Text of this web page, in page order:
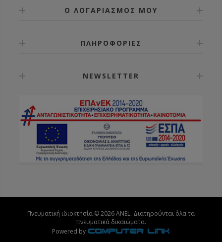
Ο ΛΟΓΑΡΙΑΣΜΟΣ ΜΟΥ
ΠΛΗΡΟΦΟΡΙΕΣ
NEWSLETTER
Πνευματική ιδιοκτησία © 2026 ANEL. Διατηρούνται όλα τα
πνευματικά δικαιώματα.
Powered by